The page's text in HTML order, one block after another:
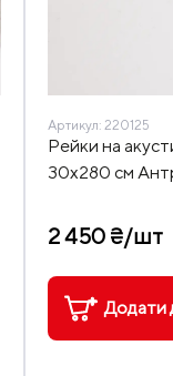
Артикул: 220125
Рейки на
30х280 см
2 450 ₴/шт
Додати